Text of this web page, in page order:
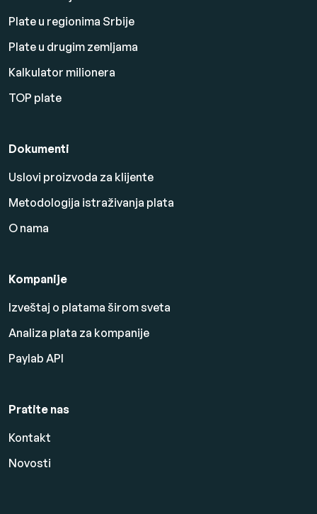
Plate u regionima Srbije
Plate u drugim zemljama
Kalkulator milionera
TOP plate
Dokumenti
Uslovi proizvoda za klijente
Metodologija istraživanja plata
O nama
Kompanije
Izveštaj o platama širom sveta
Analiza plata za kompanije
Paylab API
Pratite nas
Kontakt
Novosti